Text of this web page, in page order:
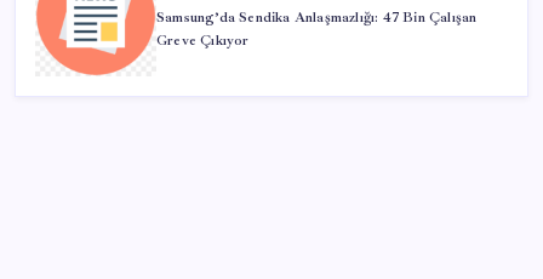
Samsung’da Sendika Anlaşmazlığı: 47 Bin Çalışan
Greve Çıkıyor